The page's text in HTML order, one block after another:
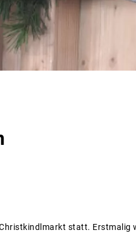
statt. Erstmalig